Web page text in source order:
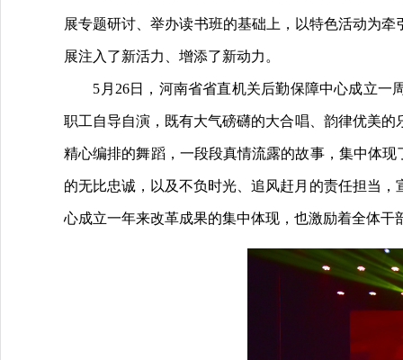
展专题研讨、举办读书班的基础上，以特色活动为
展注入了新活力、增添了新动力。
5月26日，河南省省直机关后勤保障中心成立一周
职工自导自演，既有大气磅礴的大合唱、韵律优美
精心编排的舞蹈，一段段真情流露的故事，集中体
的无比忠诚，以及不负时光、追风赶月的责任担当
心成立一年来改革成果的集中体现，也激励着全体